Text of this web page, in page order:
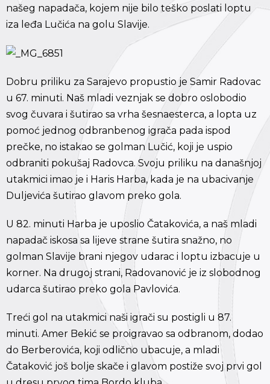
našeg napadača, kojem nije bilo teško poslati loptu
iza leđa Lučića na golu Slavije.
Dobru priliku za Sarajevo propustio je Samir Radovac
u 67. minuti. Naš mladi veznjak se dobro oslobodio
svog čuvara i šutirao sa vrha šesnaesterca, a lopta uz
pomoć jednog odbranbenog igrača pada ispod
prečke, no istakao se golman Lučić, koji je uspio
odbraniti pokušaj Radovca. Svoju priliku na današnjoj
utakmici imao je i Haris Harba, kada je na ubacivanje
Duljevića šutirao glavom preko gola.
U 82. minuti Harba je uposlio Čatakovića, a naš mladi
napadač iskosa sa lijeve strane šutira snažno, no
golman Slavije brani njegov udarac i loptu izbacuje u
korner. Na drugoj strani, Radovanović je iz slobodnog
udarca šutirao preko gola Pavlovića.
Treći gol na utakmici naši igrači su postigli u 87.
minuti. Amer Bekić se proigravao sa odbranom, dodao
do Berberovića, koji odlično ubacuje, a mladi
Čataković još bolje skače i glavom postiže svoj prvi gol